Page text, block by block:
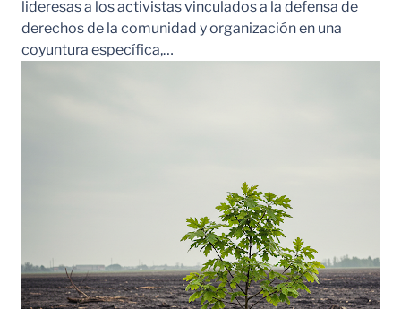
lideresas a los activistas vinculados a la defensa de
derechos de la comunidad y organización en una
coyuntura específica,…